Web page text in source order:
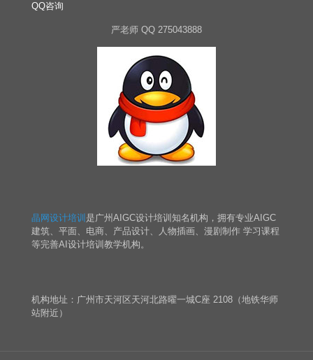
QQ咨询
严老师 QQ 275043888
晶网设计培训 是广州AIGC设计培训知名机构，拥有专业AIGC
建筑、平面、电商、产品设计、人物插画、漫剧制作 学习课程
等完善AI设计培训教学机构。
机构地址：广州市天河区天河北路曜一城C座 2108（地铁华师
站附近）